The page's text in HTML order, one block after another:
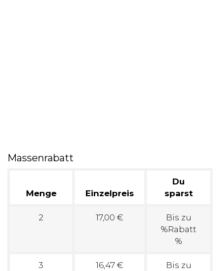
Massenrabatt
Menge Einzelpreis
Du
sparst
2 17,00 €
Bis zu
%Rabatt
%
3 16,47 €
Bis zu